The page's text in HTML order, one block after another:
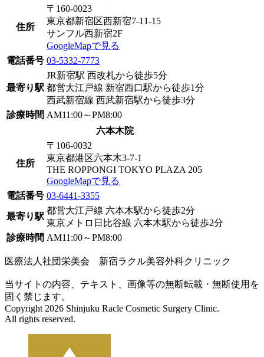
住所
〒160-0023
東京都新宿区西新宿7-11-15
サンフル西新宿2F
GoogleMapで見る
電話番号 03-5332-7773
最寄り駅
JR新宿駅 西改札から徒歩5分
都営大江戸線 新宿西口駅から徒歩1分
西武新宿線 西武新宿駅から徒歩3分
診療時間 AM11:00～PM8:00
六本木院
住所
〒106-0032
東京都港区六本木3-7-1
THE ROPPONGI TOKYO PLAZA 205
GoogleMapで見る
電話番号 03-6441-3355
最寄り駅
都営大江戸線 六本木駅から徒歩2分
東京メトロ日比谷線 六本木駅から徒歩2分
診療時間 AM11:00～PM8:00
医療法人社団栄美会 新宿ラクル美容外科クリニック
当サイトの内容、テキスト、画像等の無断転載・無断使用を
固く禁じます。
Copyright 2026 Shinjuku Racle Cosmetic Surgery Clinic.
All rights reserved.